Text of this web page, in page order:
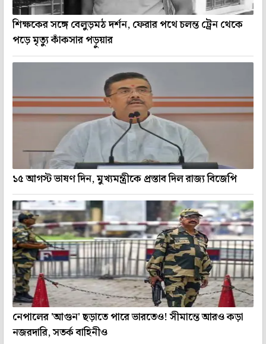
শিক্ষকের সঙ্গে বেলুড়মঠ দর্শন, ফেরার পথে চলন্ত ট্রেন থেকে
পড়ে মৃত্যু কাঁকসার পড়ুয়ার
১৫ আগস্ট ভাষণ দিন, মুখ্যমন্ত্রীকে প্রস্তাব দিল রাজ্য বিজেপি
নেপালের 'আগুন' ছড়াতে পারে ভারতেও! সীমান্তে আরও কড়া
নজরদারি, সতর্ক বাহিনীও